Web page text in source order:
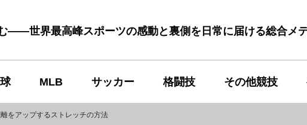
――世界最高峰スポーツの感動と裏側を日常に届ける総合メ
MLB サッカー 格闘技 その他競技
をアップするストレッチの方法